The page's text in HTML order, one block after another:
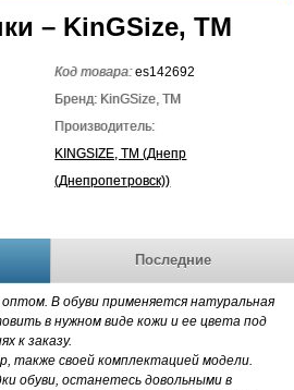
– KinGSize, TM
Код товара:es142692
Бренд: KinGSize, TM
Производитель:
KINGSIZE, TM (Днепр
(Днепропетровск))
Последние
оптом. В обуви применяется натуральная
в нужном виде кожи и ее цвета под
к заказу.
также своей комплектацией модели.
обуви, останетесь довольными в